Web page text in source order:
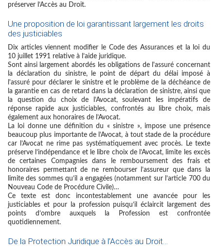
préserver l’Accès au Droit.
Une proposition de loi garantissant largement les droits
des justiciables
Dix articles viennent modifier le Code des Assurances et la loi du
10 juillet 1991 relative à l’aide juridique.
Sont ainsi largement abordés les obligations de l'assuré concernant
la déclaration du sinistre, le point de départ du délai imposé à
l'assuré pour déclarer le sinistre et le problème de la déchéance de
la garantie en cas de retard dans la déclaration de sinistre, ainsi que
la question du choix de l’Avocat, soulevant les impératifs de
réponse rapide aux justiciables, confrontés au libre choix, mais
également aux honoraires de l’Avocat.
La loi donne une définition du « sinistre », impose une présence
beaucoup plus importante de l’Avocat, à tout stade de la procédure
car l’Avocat ne rime pas systématiquement avec procès. Le texte
préserve l’indépendance et le libre choix de l’Avocat, limite les excès
de certaines Compagnies dans le remboursement des frais et
honoraires permettant de ne rembourser l’assureur que dans la
limite des sommes qu’il a engagées (notamment sur l’article 700 du
Nouveau Code de Procédure Civile)…
Ce texte est donc incontestablement une avancée pour les
justiciables et pour la profession puisqu’il éclaircit largement des
points d’ombre auxquels la Profession est confrontée
quotidiennement.
De la Protection Juridique à l’Accès au Droit…